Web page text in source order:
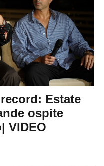
Estate
ospite
VIDEO